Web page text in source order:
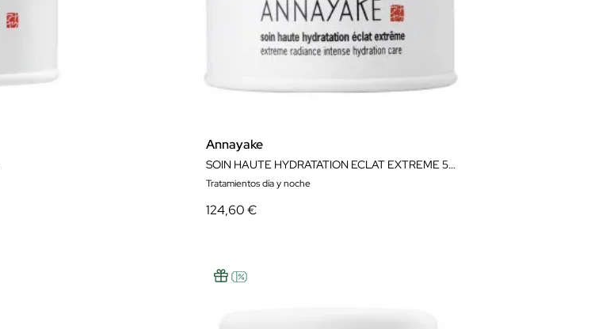
Annayake
SOIN HAUTE HYDRATATION ECLAT EXTREME 50ML
Tratamientos día y noche
124,60 €